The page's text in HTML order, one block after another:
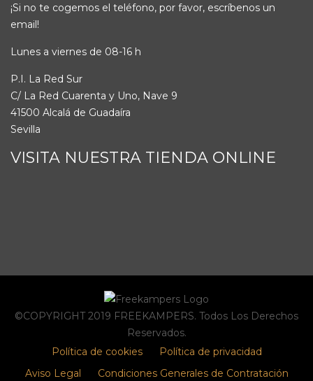
¡Si no te cogemos el teléfono, por favor, escríbenos un
email!
Lunes a viernes de 08-16 h
P.I. La Red Sur
C/ La Red Cuarenta y Uno, Nave 9
41500 Alcalá de Guadaíra
Sevilla
VISITA NUESTRA TIENDA ONLINE
©COPYRIGHT 2019 FREEKAMPERS. Todos Los Derechos
Reservados.
Política de cookies
Política de privacidad
Aviso Legal
Condiciones Generales de Contratación